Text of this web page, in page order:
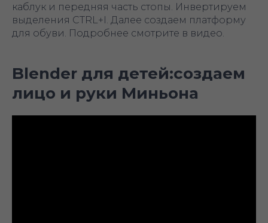
каблук и передняя часть стопы. Инвертируем
выделения CTRL+I. Далее создаем платформу
для обуви. Подробнее смотрите в видео.
Blender для детей:создаем
лицо и руки Миньона